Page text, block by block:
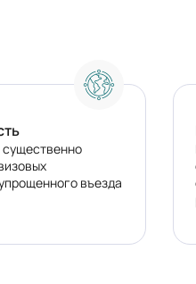
существенно
въезда